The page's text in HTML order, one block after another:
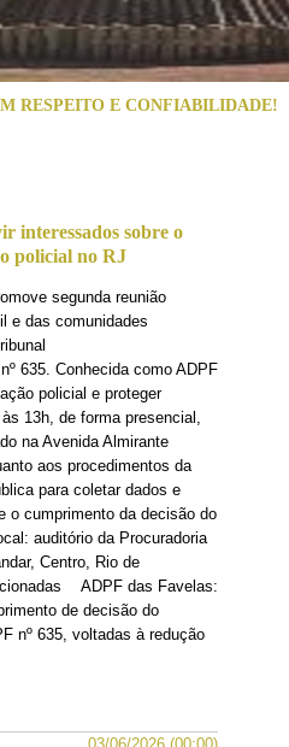
RESPEITO E CONFIABILIDADE!
interessados sobre o
policial no RJ
segunda reunião
e das comunidades
635. Conhecida como ADPF
policial e proteger
13h, de forma presencial,
na Avenida Almirante
aos procedimentos da
para coletar dados e
o cumprimento da decisão do
auditório da Procuradoria
Centro, Rio de
ADPF das Favelas:
de decisão do
nº 635, voltadas à redução